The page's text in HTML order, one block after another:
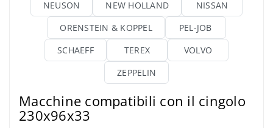
NEUSON
NEW HOLLAND
NISSAN
ORENSTEIN & KOPPEL
PEL-JOB
SCHAEFF
TEREX
VOLVO
ZEPPELIN
Macchine compatibili con il cingolo
230x96x33